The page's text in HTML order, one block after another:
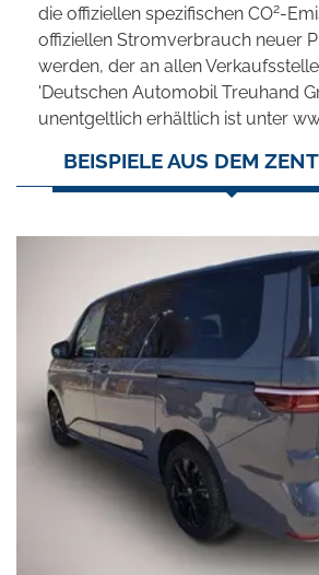
die offiziellen spezifischen CO2-
offiziellen Stromverbrauch neuer
werden, der an allen
'Deutschen Automobil Treuhand
unentgeltlich erhältlich ist unter
BEISPIELE AUS DEM